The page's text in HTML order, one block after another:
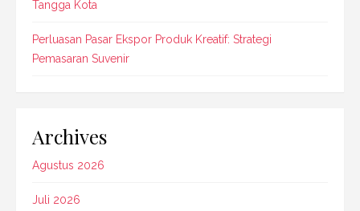
Tangga Kota
Perluasan Pasar Ekspor Produk Kreatif: Strategi
Pemasaran Suvenir
Archives
Agustus 2026
Juli 2026